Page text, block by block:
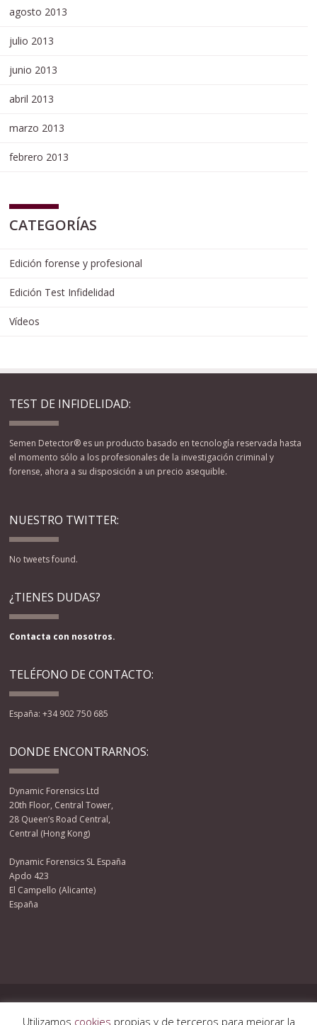
agosto 2013
julio 2013
junio 2013
abril 2013
marzo 2013
febrero 2013
CATEGORÍAS
Edición forense y profesional
Edición Test Infidelidad
Vídeos
TEST DE INFIDELIDAD:
Semen Detector® es un producto basado en tecnología reservada hasta
el momento sólo a los profesionales de la investigación criminal y
forense, ahora a su disposición a un precio asequible.
NUESTRO TWITTER:
No tweets found.
¿TIENES DUDAS?
Contacta con nosotros.
TELÉFONO DE CONTACTO:
España: +34 902 750 685
DONDE ENCONTRARNOS:
Dynamic Forensics Ltd
20th Floor, Central Tower,
28 Queen’s Road Central,
Central (Hong Kong)
Dynamic Forensics SL España
Apdo 423
El Campello (Alicante)
España
Utilizamos cookies propias y de terceros para mejorar la